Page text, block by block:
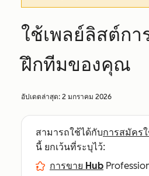
ใช้เพลย์ลิสต์กา
ฝึกทีมของคุณ
อัปเดตล่าสุด: 2 มกราคม 2026
สามารถใช้ได้กับการสมัคร
นี้ ยกเว้นที่ระบุไว้:
การขาย Hub